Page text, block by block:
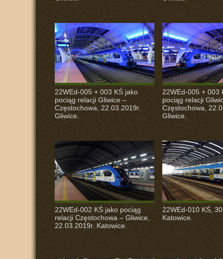
22WEd-005 + 003 KŚ jako
pociąg relacji Gliwice –
Częstochowa, 22.03.2019r.
Gliwice.
22WEd-005 + 003
pociąg relacji
Częstochowa,
Gliwice.
22WEd-002 KŚ jako pociąg
relacji Częstochowa – Gliwice,
22.03.2019r. Katowice.
22WEd-010 KŚ,
Katowice.